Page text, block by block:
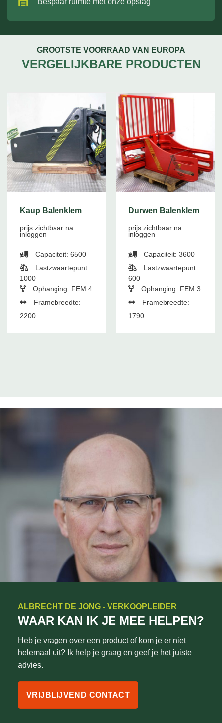
Bespaar ruimte met onze opslag
GROOTSTE VOORRAAD VAN EUROPA
VERGELIJKBARE PRODUCTEN
Kaup Balenklem
prijs zichtbaar na
inloggen
Capaciteit: 6500
Lastzwaartepunt:
1000
Ophanging: FEM 4
Framebreedte:
2200
Durwen Balenklem
prijs zichtbaar na
inloggen
Capaciteit: 3600
Lastzwaartepunt:
600
Ophanging: FEM 3
Framebreedte:
1790
ALBRECHT DE JONG - VERKOOPLEIDER
WAAR KAN IK JE MEE HELPEN?
Heb je vragen over een product of kom je er niet
helemaal uit? Ik help je graag en geef je het juiste
advies.
VRIJBLIJVEND CONTACT